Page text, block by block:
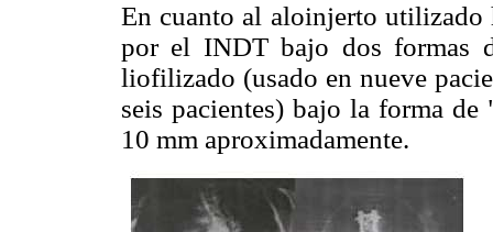
En cuanto al aloinjerto utilizado
por el INDT bajo dos formas
liofilizado (usado en nueve
seis pacientes) bajo la forma
10 mm aproximadamente.